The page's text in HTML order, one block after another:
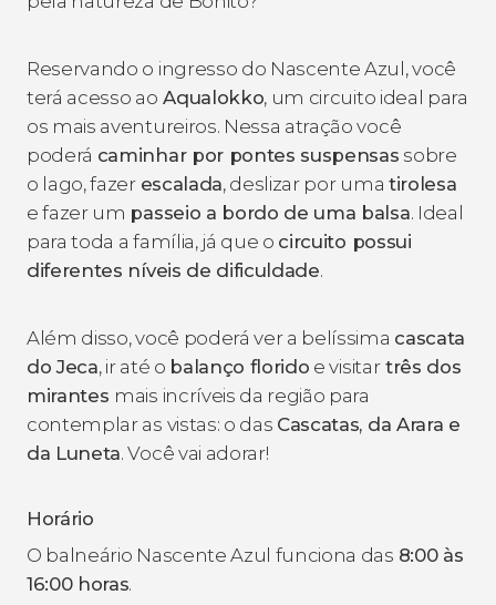
Reservando o ingresso do Nascente Azul, você
terá acesso ao Aqualokko, um circuito ideal para
os mais aventureiros. Nessa atração você
poderá caminhar por pontes suspensas sobre
o lago, fazer escalada, deslizar por uma tirolesa
e fazer um passeio a bordo de uma balsa. Ideal
para toda a família, já que o circuito possui
diferentes níveis de dificuldade.
Além disso, você poderá ver a belíssima cascata
do Jeca, ir até o balanço florido e visitartrês dos
mirantes mais incríveis da região para
contemplar as vistas: o das Cascatas, da Arara e
da Luneta. Você vai adorar!
Horário
O balneário Nascente Azul funciona das 8:00 às
16:00 horas.